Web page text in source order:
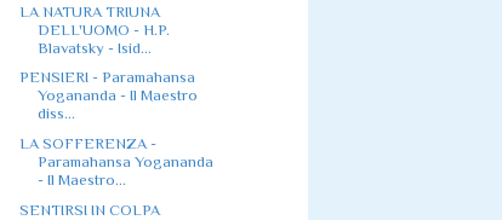
LA NATURA TRIUNA
DELL'UOMO - H.P.
Blavatsky - Isid...
PENSIERI - Paramahansa
Yogananda - Il Maestro
diss...
LA SOFFERENZA -
Paramahansa Yogananda
- Il Maestro...
SENTIRSI IN COLPA